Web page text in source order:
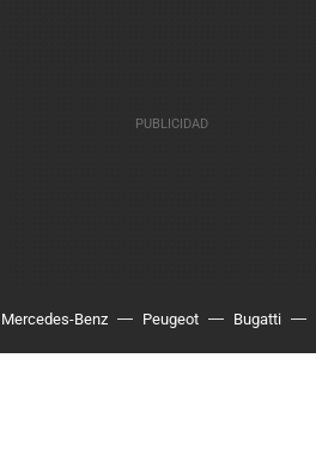
Mercedes-Benz Peugeot Bugatti